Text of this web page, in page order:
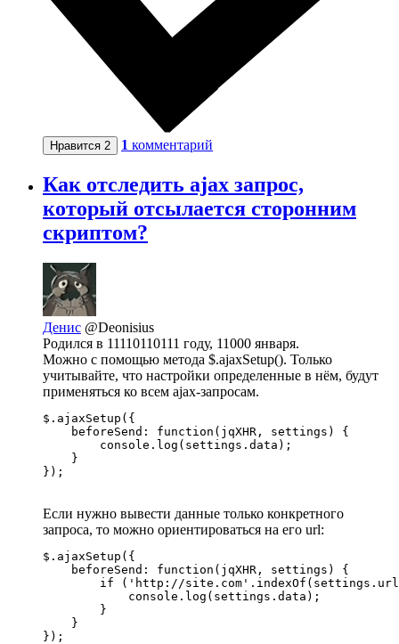
Нравится 2 1 комментарий
Как отследить ajax запрос,
который отсылается сторонним
скриптом?
Денис @Deonisius
Родился в 11110110111 году, 11000 января.
Можно с помощью метода $.ajaxSetup(). Только
учитывайте, что настройки определенные в нём, будут
применяться ко всем ajax-запросам.
$.ajaxSetup({
    beforeSend: function(jqXHR, settings) {
        console.log(settings.data);
    }
});
Если нужно вывести данные только конкретного
запроса, то можно ориентироваться на его url:
$.ajaxSetup({
    beforeSend: function(jqXHR, settings) {
if ('http://
            console.log(settings.data);
        }
    }
});